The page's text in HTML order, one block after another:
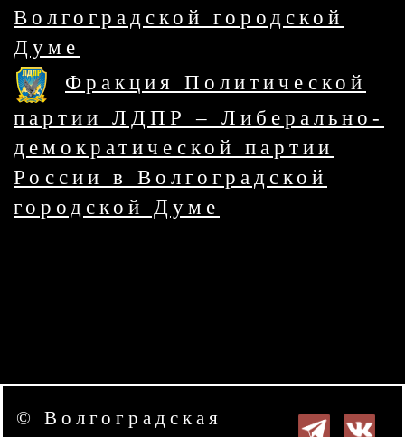
Волгоградской городской
Думе
Фракция Политической
партии ЛДПР – Либерально-
демократической партии
России в Волгоградской
городской Думе
© Волгоградская